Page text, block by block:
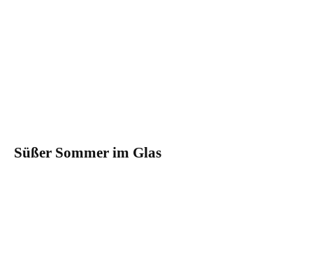
Süßer Sommer im Glas